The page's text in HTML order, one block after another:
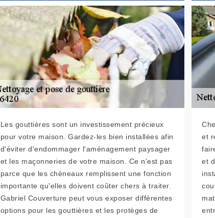
Les gouttières sont un investissement précieux
pour votre maison. Gardez-les bien installées afin
d'éviter d'endommager l'aménagement paysager
et les maçonneries de votre maison. Ce n'est pas
parce que les chéneaux remplissent une fonction
importante qu'elles doivent coûter chers à traiter.
Gabriel Couverture peut vous exposer différentes
options pour les gouttières et les protèges de
et
et